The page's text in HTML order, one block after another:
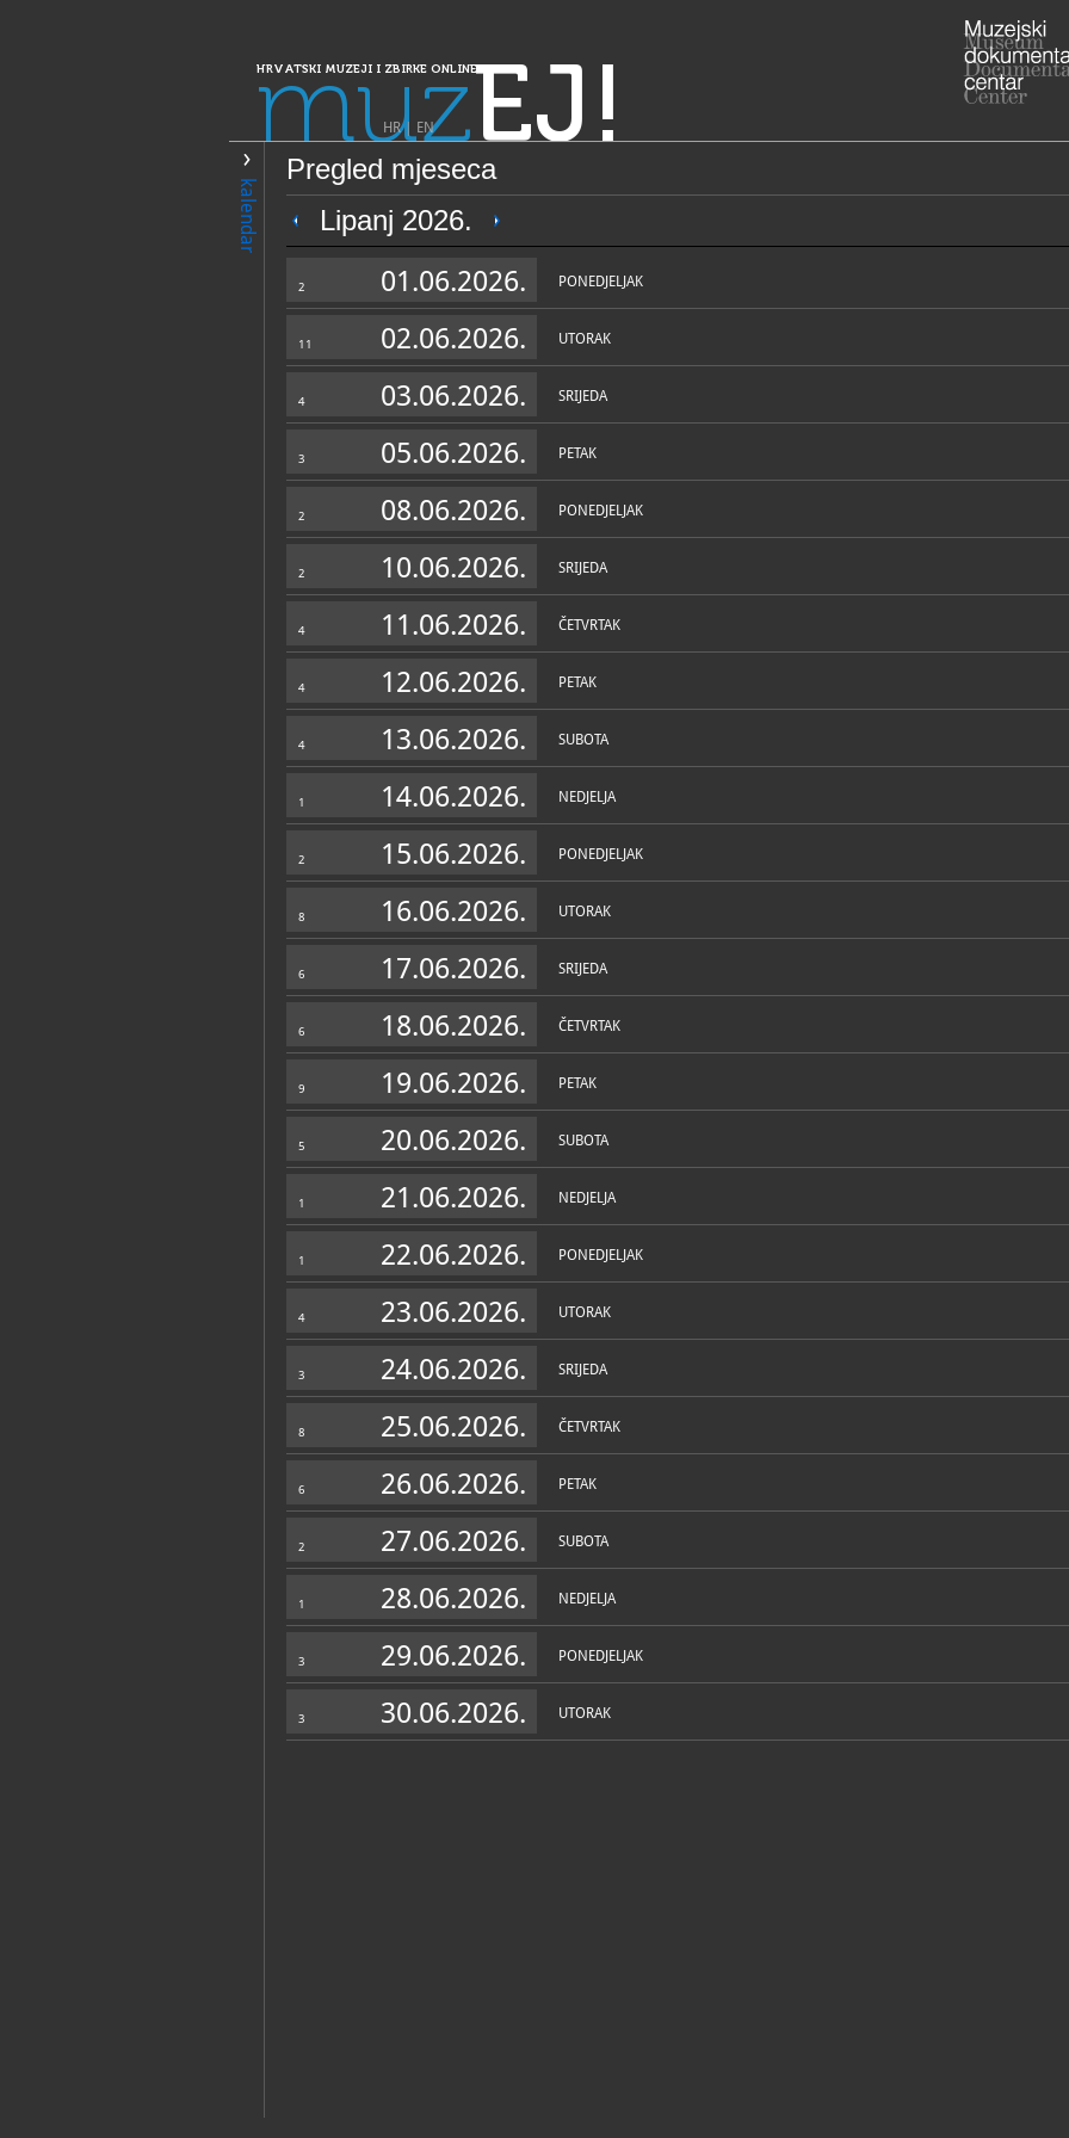
HRVATSKI MUZEJI I ZBIRKE ONLINE
muzEJ!
HR| EN
kalendar
Pregled mjeseca
Lipanj 2026.
2 01.06.2026. PONEDJELJAK
11 02.06.2026. UTORAK
4 03.06.2026. SRIJEDA
3 05.06.2026. PETAK
2 08.06.2026. PONEDJELJAK
2 10.06.2026. SRIJEDA
4 11.06.2026. ČETVRTAK
4 12.06.2026. PETAK
4 13.06.2026. SUBOTA
1 14.06.2026. NEDJELJA
2 15.06.2026. PONEDJELJAK
8 16.06.2026. UTORAK
6 17.06.2026. SRIJEDA
6 18.06.2026. ČETVRTAK
9 19.06.2026. PETAK
5 20.06.2026. SUBOTA
1 21.06.2026. NEDJELJA
1 22.06.2026. PONEDJELJAK
4 23.06.2026. UTORAK
3 24.06.2026. SRIJEDA
8 25.06.2026. ČETVRTAK
6 26.06.2026. PETAK
2 27.06.2026. SUBOTA
1 28.06.2026. NEDJELJA
3 29.06.2026. PONEDJELJAK
3 30.06.2026. UTORAK
PRETRAŽIVANJE
Dalmacija
Hrvatski pomorski muzej Split
1. siječnja-
OPĆI PODACI
Zbirke U